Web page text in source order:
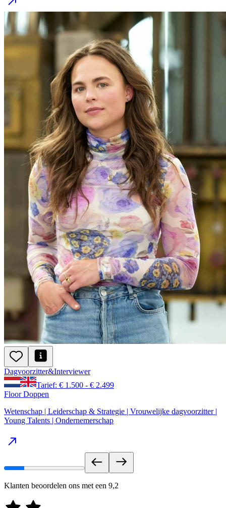
Dagvoorzitter&Interviewer
Tarief: € 1.500 - € 2.499
Floor Doppen
Wetenschap | Leiderschap & Strategie | Vrouwelijke dagvoorzitter |
Young Talents | Ondernemerschap
Klanten beoordelen ons met een 9,2